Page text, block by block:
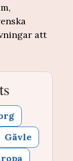
att
Gävle